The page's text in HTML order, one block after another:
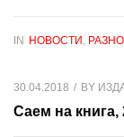
IN НОВОСТИ , РАЗНО
30.04.2018 BY
Саем на книга,